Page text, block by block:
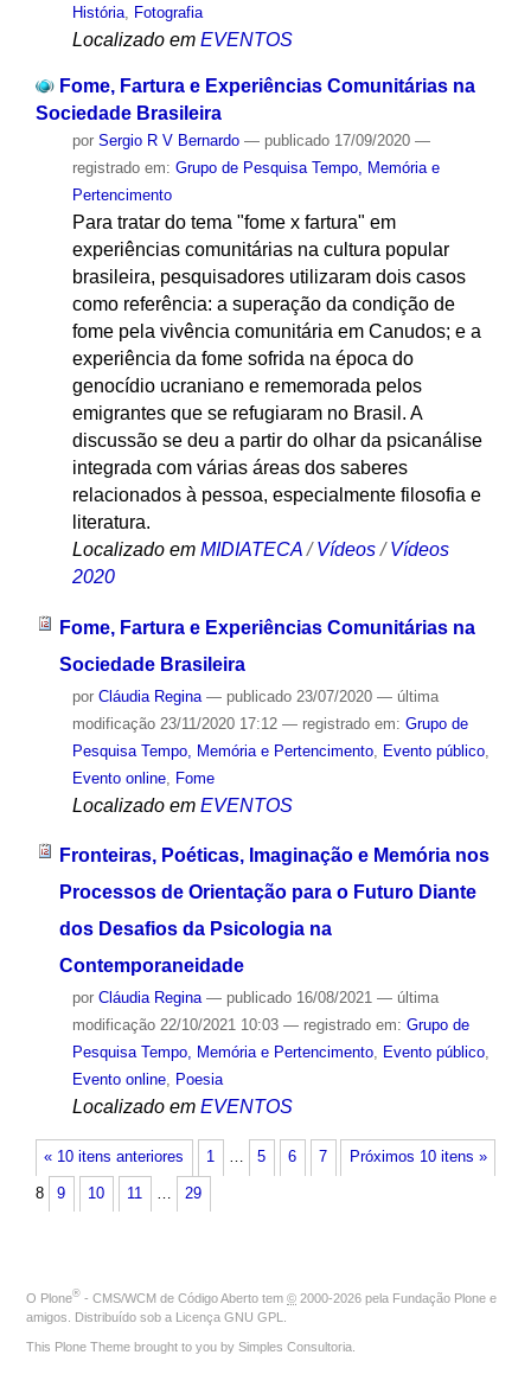
História, Fotografia
Localizado em EVENTOS
Fome, Fartura e Experiências Comunitárias na
Sociedade Brasileira
por Sergio R V Bernardo — publicado17/09/2020 —
registrado em: Grupo de Pesquisa Tempo, Memória e
Pertencimento
Para tratar do tema "fome x fartura" em
experiências comunitárias na cultura popular
brasileira, pesquisadores utilizaram dois casos
como referência: a superação da condição de
fome pela vivência comunitária em Canudos; e a
experiência da fome sofrida na época do
genocídio ucraniano e rememorada pelos
emigrantes que se refugiaram no Brasil. A
discussão se deu a partir do olhar da psicanálise
integrada com várias áreas dos saberes
relacionados à pessoa, especialmente filosofia e
literatura.
Localizado em MIDIATECA /Vídeos /Vídeos
2020
Fome, Fartura e Experiências Comunitárias na
Sociedade Brasileira
por Cláudia Regina — publicado23/07/2020 — última
modificação23/11/2020 17:12 — registrado em: Grupo de
Pesquisa Tempo, Memória e Pertencimento, Evento público,
Evento online, Fome
Localizado em EVENTOS
Fronteiras, Poéticas, Imaginação e Memória nos
Processos de Orientação para o Futuro Diante
dos Desafios da Psicologia na
Contemporaneidade
por Cláudia Regina — publicado16/08/2021 — última
modificação22/10/2021 10:03 — registrado em: Grupo de
Pesquisa Tempo, Memória e Pertencimento, Evento público,
Evento online, Poesia
Localizado em EVENTOS
« 10 itens anteriores Próximos 10 itens »
1 … 5 6 7
8 9 10 11 … 29
O Plone® - CMS/WCM de Código Aberto tem © 2000-2026 pela Fundação Plone e
amigos. Distribuído sob a Licença GNU GPL
This Plone Theme brought to you by Simples Consultoria